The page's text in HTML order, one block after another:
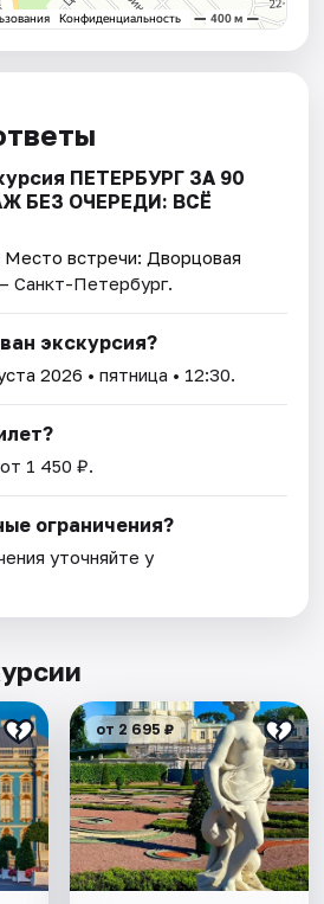
ПЕТЕРБУРГ ЗА 90
БЕЗ ОЧЕРЕДИ: ВСЁ
Место встречи: Дворцовая
Санкт-Петербург.
экскурсия?
2026 • пятница • 12:30.
1 450 ₽.
ограничения?
уточняйте у
от 2 695 ₽